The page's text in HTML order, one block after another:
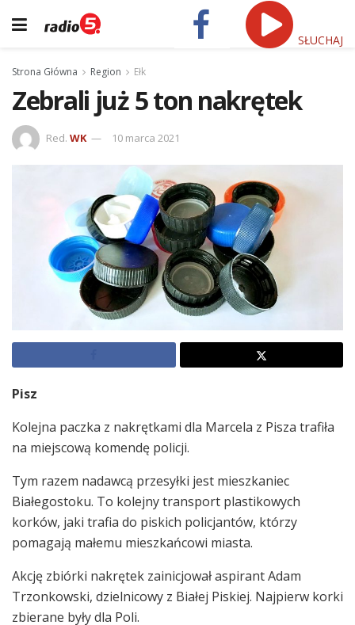
SŁUCHAJ
Strona Główna Region Ełk
Zebrali już 5 ton nakrętek
Red. WK 10 marca 2021
Pisz
Kolejna paczka z nakrętkami dla Marcela z Pisza trafiła
na miejscową komendę policji.
Tym razem nadawcą przesyłki jest mieszkaniec
Białegostoku. To kolejny transport plastikowych
korków, jaki trafia do piskich policjantów, którzy
pomagają małemu mieszkańcowi miasta.
Akcję zbiórki nakrętek zainicjował aspirant Adam
Trzonkowski, dzielnicowy z Białej Piskiej. Najpierw korki
zbierane były dla Poli.